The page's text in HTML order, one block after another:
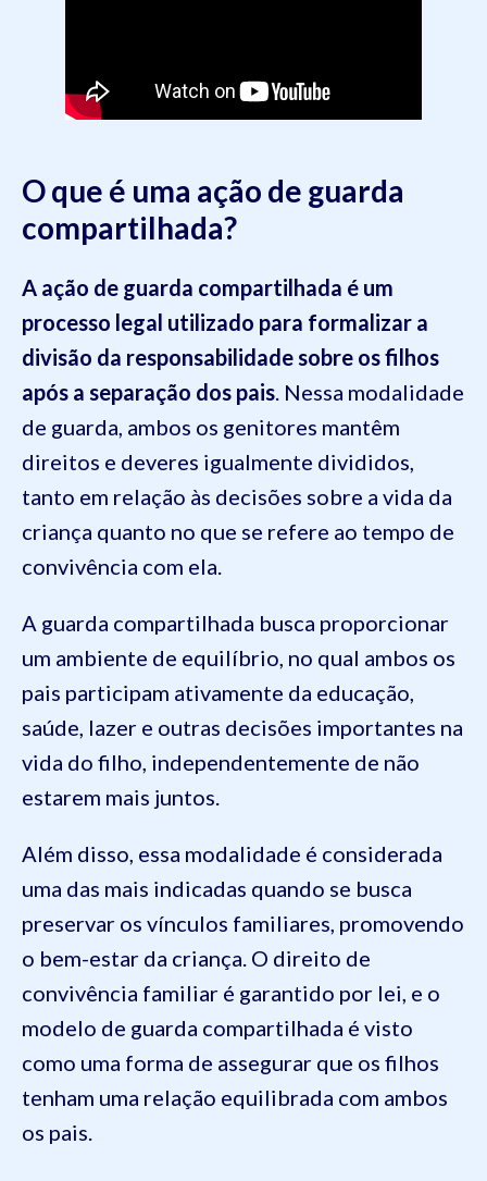
O que é uma ação de guarda
compartilhada?
A ação de guarda compartilhada é um
processo legal utilizado para formalizar a
divisão da responsabilidade sobre os filhos
após a separação dos pais . Nessa modalidade
de guarda, ambos os genitores mantêm
direitos e deveres igualmente divididos,
tanto em relação às decisões sobre a vida da
criança quanto no que se refere ao tempo de
convivência com ela.
A guarda compartilhada busca proporcionar
um ambiente de equilíbrio, no qual ambos os
pais participam ativamente da educação,
saúde, lazer e outras decisões importantes na
vida do filho, independentemente de não
estarem mais juntos.
Além disso, essa modalidade é considerada
uma das mais indicadas quando se busca
preservar os vínculos familiares, promovendo
o bem-estar da criança. O direito de
convivência familiar é garantido por lei, e o
modelo de guarda compartilhada é visto
como uma forma de assegurar que os filhos
tenham uma relação equilibrada com ambos
os pais.